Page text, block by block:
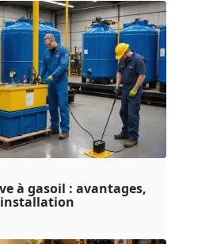
à gasoil : avantages,